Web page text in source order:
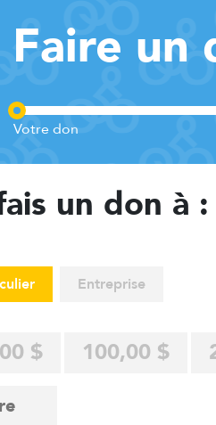
Faire un
un don à :
Entreprise
$ 100,00 $